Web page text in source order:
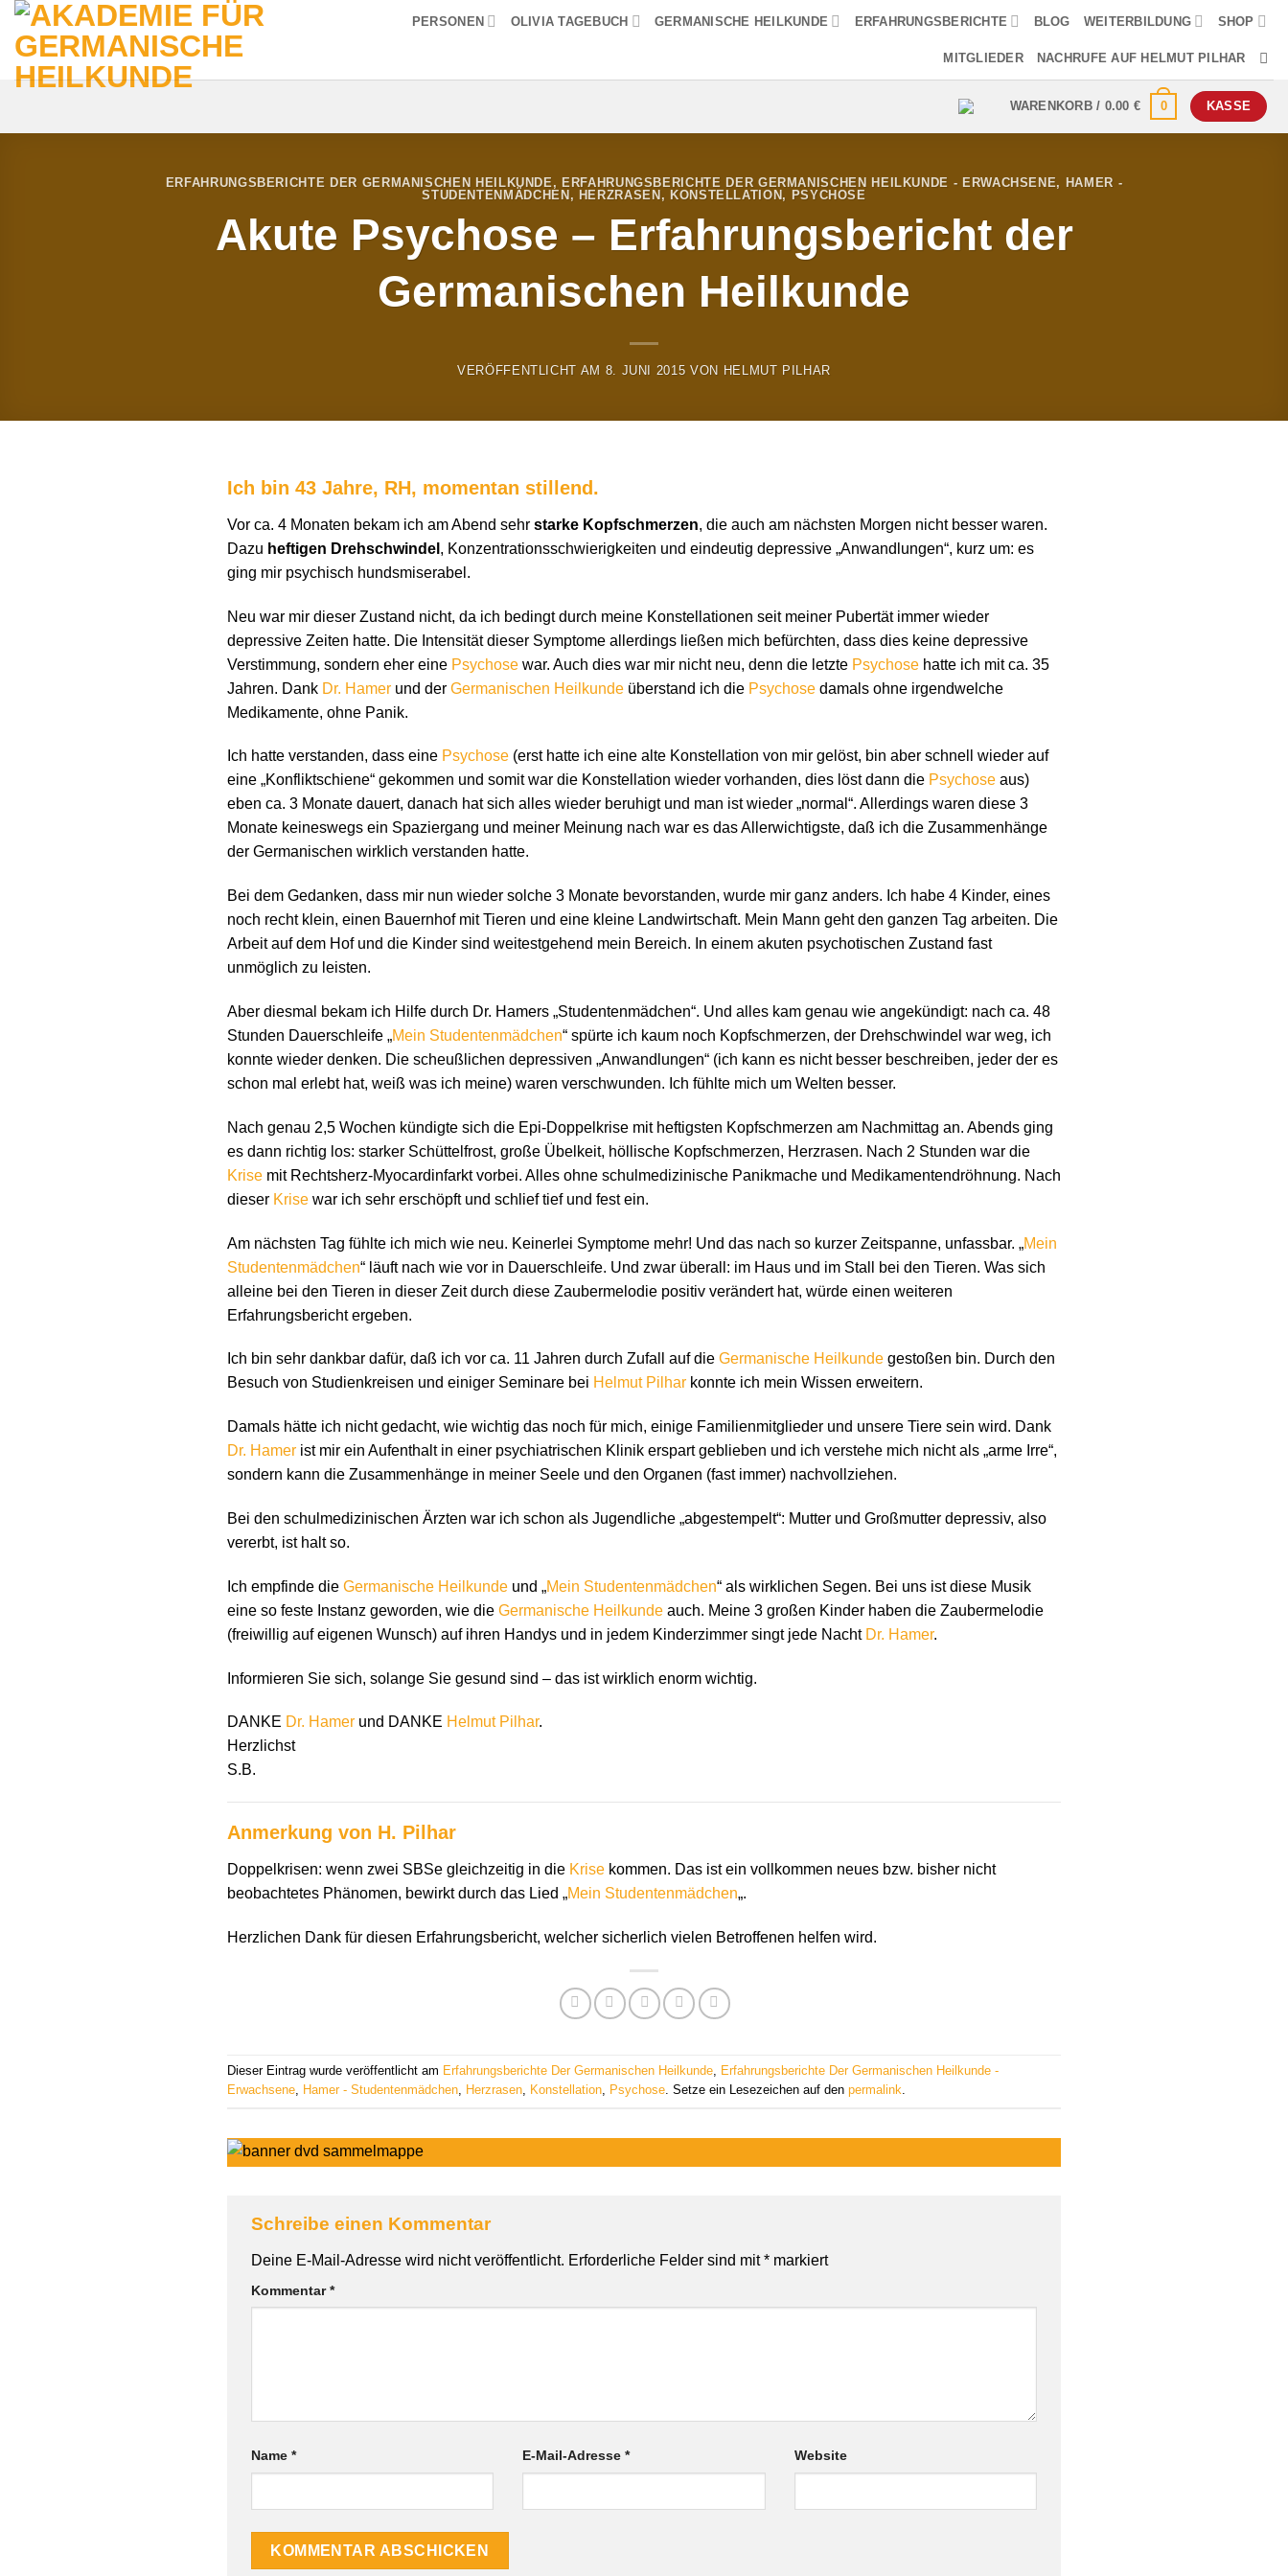
Zum
Inhalt
springen
PERSONEN OLIVIA TAGEBUCH GERMANISCHE HEILKUNDE ERFAHRUNGSBERICHTE BLOG WEITERBILDUNG SHOP
MITGLIEDER NACHRUFE AUF HELMUT PILHAR
WARENKORB / 0.00 € 0 KASSE
ERFAHRUNGSBERICHTE DER GERMANISCHEN HEILKUNDE , ERFAHRUNGSBERICHTE DER GERMANISCHEN HEILKUNDE - ERWACHSENE, HAMER -
STUDENTENMÄDCHEN , HERZRASEN , KONSTELLATION , PSYCHOSE
Akute Psychose – Erfahrungsbericht der
Germanischen Heilkunde
VERÖFFENTLICHT AM 8. JUNI 2015 VON HELMUT PILHAR
Ich bin 43 Jahre, RH, momentan stillend.
Vor ca. 4 Monaten bekam ich am Abend sehr starke Kopfschmerzen, die auch am nächsten Morgen nicht besser waren.
Dazu heftigen Drehschwindel , Konzentrationsschwierigkeiten und eindeutig depressive „Anwandlungen“, kurz um: es
ging mir psychisch hundsmiserabel.
Neu war mir dieser Zustand nicht, da ich bedingt durch meine Konstellationen seit meiner Pubertät immer wieder
depressive Zeiten hatte. Die Intensität dieser Symptome allerdings ließen mich befürchten, dass dies keine depressive
Verstimmung, sondern eher eine Psychose war. Auch dies war mir nicht neu, denn die letzte Psychose hatte ich mit ca. 35
Jahren. Dank Dr. Hamer und der Germanischen Heilkunde überstand ich die Psychose damals ohne irgendwelche
Medikamente, ohne Panik.
Ich hatte verstanden, dass eine Psychose (erst hatte ich eine alte Konstellation von mir gelöst, bin aber schnell wieder auf
eine „Konfliktschiene“ gekommen und somit war die Konstellation wieder vorhanden, dies löst dann die Psychose aus)
eben ca. 3 Monate dauert, danach hat sich alles wieder beruhigt und man ist wieder „normal“. Allerdings waren diese 3
Monate keineswegs ein Spaziergang und meiner Meinung nach war es das Allerwichtigste, daß ich die Zusammenhänge
der Germanischen wirklich verstanden hatte.
Bei dem Gedanken, dass mir nun wieder solche 3 Monate bevorstanden, wurde mir ganz anders. Ich habe 4 Kinder, eines
noch recht klein, einen Bauernhof mit Tieren und eine kleine Landwirtschaft. Mein Mann geht den ganzen Tag arbeiten. Die
Arbeit auf dem Hof und die Kinder sind weitestgehend mein Bereich. In einem akuten psychotischen Zustand fast
unmöglich zu leisten.
Aber diesmal bekam ich Hilfe durch Dr. Hamers „Studentenmädchen“. Und alles kam genau wie angekündigt: nach ca. 48
Stunden Dauerschleife „Mein Studentenmädchen“ spürte ich kaum noch Kopfschmerzen, der Drehschwindel war weg, ich
konnte wieder denken. Die scheußlichen depressiven „Anwandlungen“ (ich kann es nicht besser beschreiben, jeder der es
schon mal erlebt hat, weiß was ich meine) waren verschwunden. Ich fühlte mich um Welten besser.
Nach genau 2,5 Wochen kündigte sich die Epi-Doppelkrise mit heftigsten Kopfschmerzen am Nachmittag an. Abends ging
es dann richtig los: starker Schüttelfrost, große Übelkeit, höllische Kopfschmerzen, Herzrasen. Nach 2 Stunden war die
Krise mit Rechtsherz-Myocardinfarkt vorbei. Alles ohne schulmedizinische Panikmache und Medikamentendröhnung. Nach
dieser Krise war ich sehr erschöpft und schlief tief und fest ein.
Am nächsten Tag fühlte ich mich wie neu. Keinerlei Symptome mehr! Und das nach so kurzer Zeitspanne, unfassbar. „Mein
Studentenmädchen“ läuft nach wie vor in Dauerschleife. Und zwar überall: im Haus und im Stall bei den Tieren. Was sich
alleine bei den Tieren in dieser Zeit durch diese Zaubermelodie positiv verändert hat, würde einen weiteren
Erfahrungsbericht ergeben.
Ich bin sehr dankbar dafür, daß ich vor ca. 11 Jahren durch Zufall auf die Germanische Heilkunde gestoßen bin. Durch den
Besuch von Studienkreisen und einiger Seminare bei Helmut Pilhar konnte ich mein Wissen erweitern.
Damals hätte ich nicht gedacht, wie wichtig das noch für mich, einige Familienmitglieder und unsere Tiere sein wird. Dank
Dr. Hamer ist mir ein Aufenthalt in einer psychiatrischen Klinik erspart geblieben und ich verstehe mich nicht als „arme Irre“,
sondern kann die Zusammenhänge in meiner Seele und den Organen (fast immer) nachvollziehen.
Bei den schulmedizinischen Ärzten war ich schon als Jugendliche „abgestempelt“: Mutter und Großmutter depressiv, also
vererbt, ist halt so.
Ich empfinde die Germanische Heilkunde und „Mein Studentenmädchen“ als wirklichen Segen. Bei uns ist diese Musik
eine so feste Instanz geworden, wie die Germanische Heilkunde auch. Meine 3 großen Kinder haben die Zaubermelodie
(freiwillig auf eigenen Wunsch) auf ihren Handys und in jedem Kinderzimmer singt jede Nacht Dr. Hamer.
Informieren Sie sich, solange Sie gesund sind – das ist wirklich enorm wichtig.
DANKE Dr. Hamer und DANKE Helmut Pilhar.
Herzlichst
S.B.
Anmerkung von H. Pilhar
Doppelkrisen: wenn zwei SBSe gleichzeitig in die Krise kommen. Das ist ein vollkommen neues bzw. bisher nicht
beobachtetes Phänomen, bewirkt durch das Lied „Mein Studentenmädchen„.
Herzlichen Dank für diesen Erfahrungsbericht, welcher sicherlich vielen Betroffenen helfen wird.
Dieser Eintrag wurde veröffentlicht am Erfahrungsberichte Der Germanischen Heilkunde, Erfahrungsberichte Der Germanischen Heilkunde -
Erwachsene, Hamer - Studentenmädchen, Herzrasen, Konstellation, Psychose. Setze ein Lesezeichen auf den permalink.
Schreibe einen Kommentar
Deine E-Mail-Adresse wird nicht veröffentlicht. Erforderliche Felder sind mit* markiert
Kommentar*
Name * E-Mail-Adresse* Website